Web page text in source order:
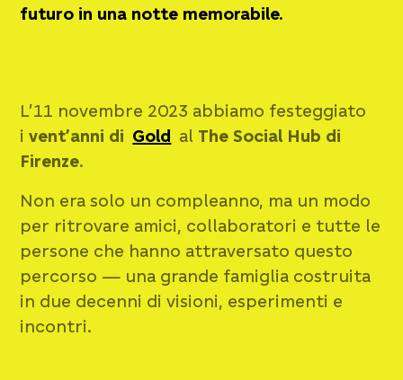
futuro in una notte memorabile.
L’11 novembre 2023 abbiamo festeggiato
ivent’anni di Gold al The Social Hub di
Firenze.
Non era solo un compleanno, ma un modo
per ritrovare amici, collaboratori e tutte le
persone che hanno attraversato questo
percorso — una grande famiglia costruita
in due decenni di visioni, esperimenti e
incontri.